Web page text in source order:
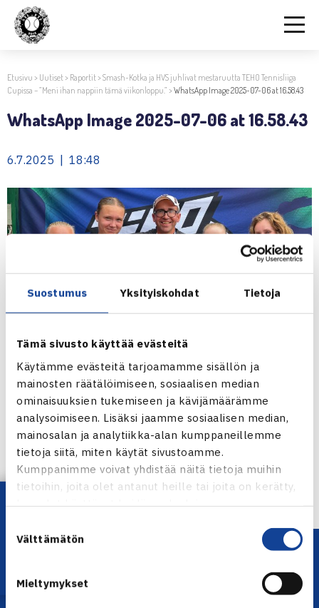
Suostumus Yksityiskohdat Tietoja
Tämä sivusto käyttää evästeitä
Käytämme evästeitä tarjoamamme sisällön ja
mainosten räätälöimiseen, sosiaalisen median
ominaisuuksien tukemiseen ja kävijämäärämme
analysoimiseen. Lisäksi jaamme sosiaalisen median,
mainosalan ja analytiikka-alan kumppaneillemme
tietoja siitä, miten käytät sivustoamme.
Kumppanimme voivat yhdistää näitä tietoja muihin
tietoihin, joita olet antanut heille tai joita on kerätty,
kun olet käyttänyt heidän palvelujaan.
valinta
Välttämätön
Mieltymykset
Etusivu > Uutiset> Raportit>Smash-Kotka ja HVS juhlivat mestaruutta TEHO Tennisliiga
Cupissa – ”Meni ihan nappiin tämä viikonloppu.” >WhatsApp Image 2025-07-06 at 16.58.43
WhatsApp Image 2025-07-06 at 16.58.43
6.7.2025 | 18:48
Jaa:
← Edellinen
Lataa OmaTennis!